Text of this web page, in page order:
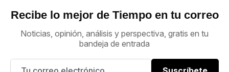
Recibe lo mejor de Tiempo en tu correo
Noticias, opinión, análisis y perspectiva, gratis en tu
bandeja de entrada